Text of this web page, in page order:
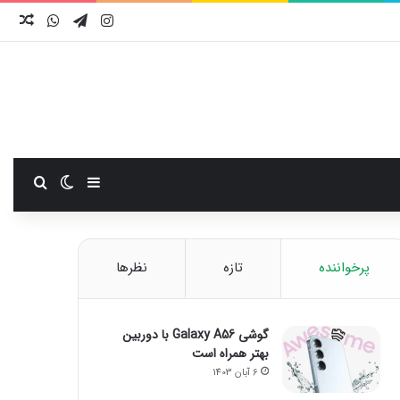
اینستاگرام
تلگرام واتس
سایدبارتغییر
پرخواننده تازه نظرها
گوشی Galaxy A56 با دوربین
بهتر همراه است
6 آبان 1403